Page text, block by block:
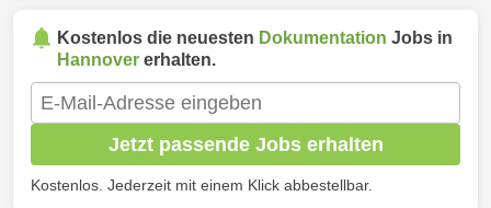
Kostenlos die neuesten Dokumentation Jobs in
Hannover erhalten.
Jetzt passende Jobs erhalten
Kostenlos. Jederzeit mit einem Klick abbestellbar.